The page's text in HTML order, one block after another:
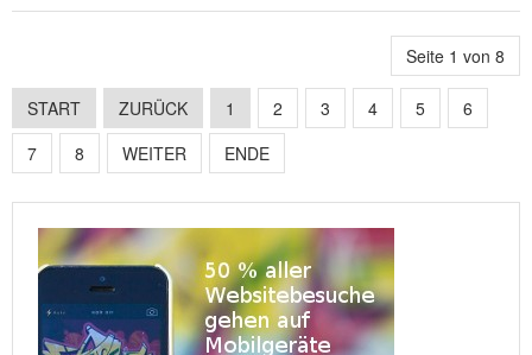
Seite 1 von 8
START ZURÜCK 1 2 3 4 5
6
7
8 WEITER ENDE